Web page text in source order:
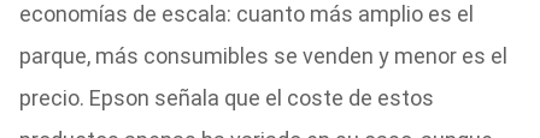
economías de escala: cuanto más amplio es el
parque, más consumibles se venden y menor es el
precio. Epson señala que el coste de estos